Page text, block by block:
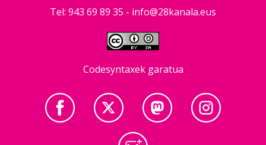
Tel: 943 69 89 35 - info@28kanala.eus
Codesyntaxek garatua